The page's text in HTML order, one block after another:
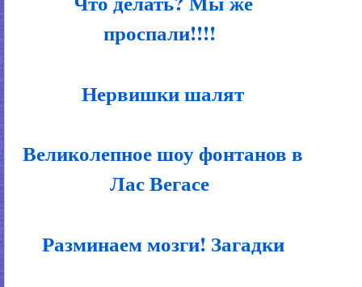
проспали!!!!
Нервишки шалят
Великолепное шоу фонтанов в
Лас Вегасе
Разминаем мозги! Загадки